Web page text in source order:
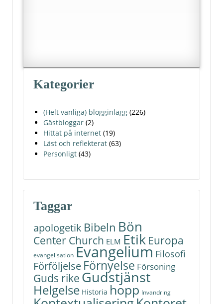
Kategorier
(Helt vanliga) blogginlägg (226)
Gästbloggar (2)
Hittat på internet (19)
Läst och reflekterat (63)
Personligt (43)
Taggar
apologetik Bibeln Bön
Center Church ELM Etik Europa
evangelisation Evangelium Filosofi
Förföljelse Förnyelse Försoning
Guds rike Gudstjänst
Helgelse Historia hopp Invandring